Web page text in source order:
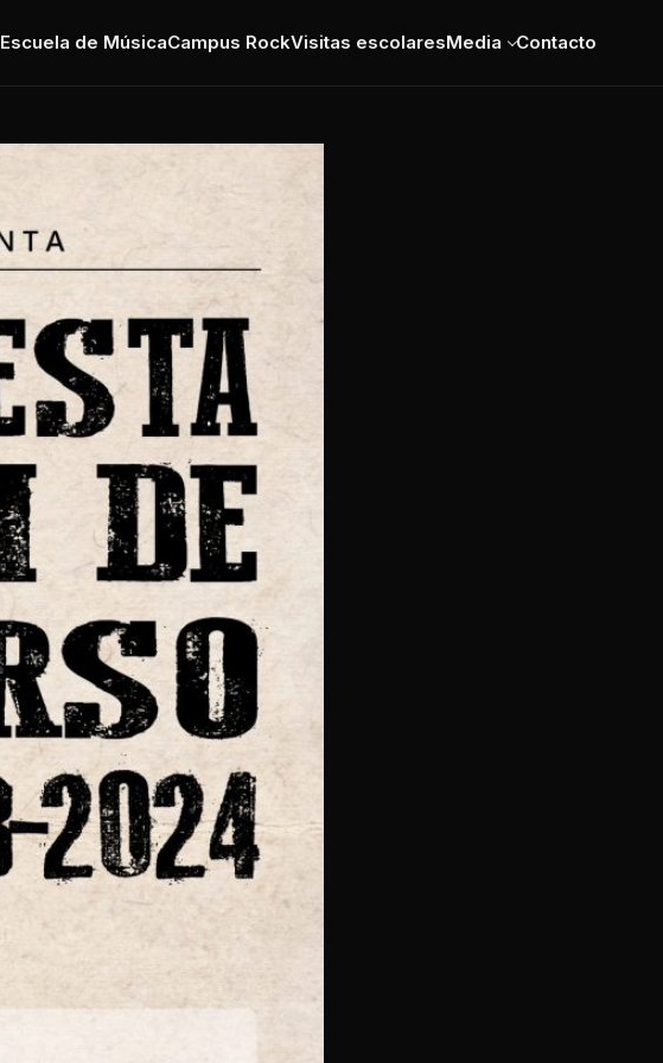
Escuela de MúsicaCampus RockVisitas escolaresMedia Contacto